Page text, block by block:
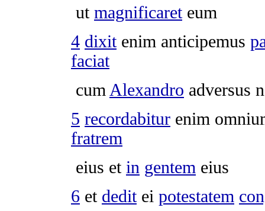
ut magnificareteum
4 dixitenim anticipemus
faciat
cum Alexandro adversus
5 recordabitur enim
fratrem
eius et in gentem eius
6 et deditei potestatem